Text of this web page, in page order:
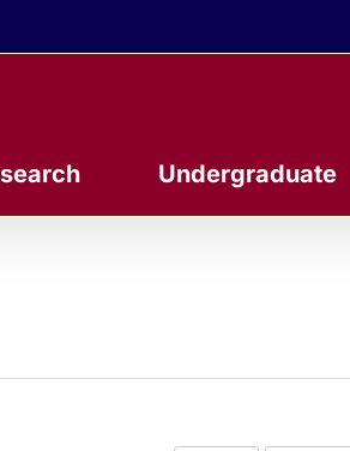
Undergraduate